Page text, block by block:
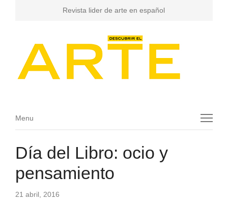
Revista lider de arte en español
Menu
Menu
Día del Libro: ocio y
pensamiento
21 abril, 2016